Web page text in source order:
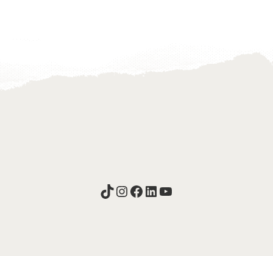
TikTok
Instagram
Facebook
LinkedIn
YouTube